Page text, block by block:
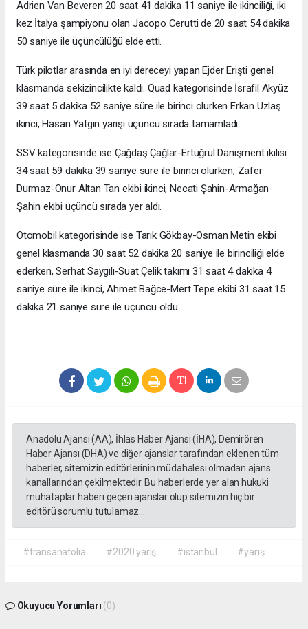
Adrien Van Beveren 20 saat 41 dakika 11 saniye ile ikinciliği, iki
kez İtalya şampiyonu olan Jacopo Cerutti de 20 saat 54 dakika
50 saniye ile üçüncülüğü elde etti.
Türk pilotlar arasında en iyi dereceyi yapan Ejder Erişti genel
klasmanda sekizincilikte kaldı. Quad kategorisinde İsrafil Akyüz
39 saat 5 dakika 52 saniye süre ile birinci olurken Erkan Uzlaş
ikinci, Hasan Yatgın yarışı üçüncü sırada tamamladı.
SSV kategorisinde ise Çağdaş Çağlar-Ertuğrul Danişment ikilisi
34 saat 59 dakika 39 saniye süre ile birinci olurken, Zafer
Durmaz-Onur Altan Tan ekibi ikinci, Necati Şahin-Armağan
Şahin ekibi üçüncü sırada yer aldı.
Otomobil kategorisinde ise Tarık Gökbay-Osman Metin ekibi
genel klasmanda 30 saat 52 dakika 20 saniye ile birinciliği elde
ederken, Serhat Saygılı-Suat Çelik takımı 31 saat 4 dakika 4
saniye süre ile ikinci, Ahmet Bağce-Mert Tepe ekibi 31 saat 15
dakika 21 saniye süre ile üçüncü oldu.
Anadolu Ajansı (AA), İhlas Haber Ajansı (İHA), Demirören
Haber Ajansı (DHA) ve diğer ajanslar tarafından eklenen tüm
haberler, sitemizin editörlerinin müdahalesi olmadan ajans
kanallarından çekilmektedir. Bu haberlerde yer alan hukuki
muhataplar haberi geçen ajanslar olup sitemizin hiç bir
editörü sorumlu tutulamaz...
#transanatolia #2020 yarış #istanbul #yarış
Okuyucu Yorumları (0)